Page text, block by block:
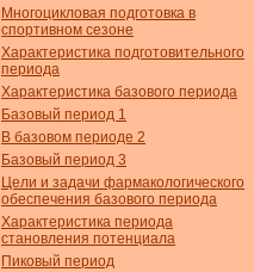
Многоцикловая подготовка в
спортивном сезоне
Характеристика подготовительного
периода
Характеристика базового периода
Базовый период 1
В базовом периоде 2
Базовый период 3
Цели и задачи фармакологического
обеспечения базового пе­риода
Характеристика периода
становления потенциала
Пиковый период